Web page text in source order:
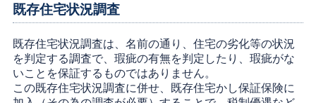
既存住宅状況調査
既存住宅状況調査は、名前の通り、住宅の劣化等の状況
を判定する調査で、瑕疵の有無を判定したり、瑕疵がな
いことを保証するものではありません。
この既存住宅状況調査に併せ、既存住宅かし保証保険に